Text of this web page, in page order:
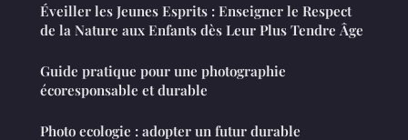
Éveiller les Jeunes Esprits : Enseigner le Respect
de la Nature aux Enfants dès Leur Plus Tendre Âge
Guide pratique pour une photographie
écoresponsable et durable
Photo ecologie : adopter un futur durable